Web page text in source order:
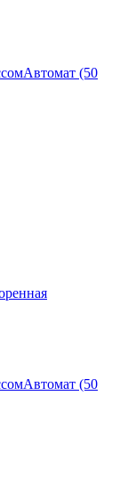
Автомат (50
Автомат (50